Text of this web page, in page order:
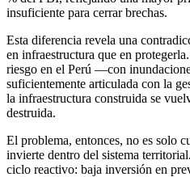
insuficiente para cerrar brechas.
Esta diferencia revela una
en infraestructura que en
riesgo en el Perú —con
suficientemente articulada con la
la infraestructura construida se
destruida.
El problema, entonces, no es solo
invierte dentro del sistema
ciclo reactivo: baja inversión en